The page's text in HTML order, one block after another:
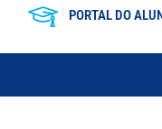
PORTAL DO